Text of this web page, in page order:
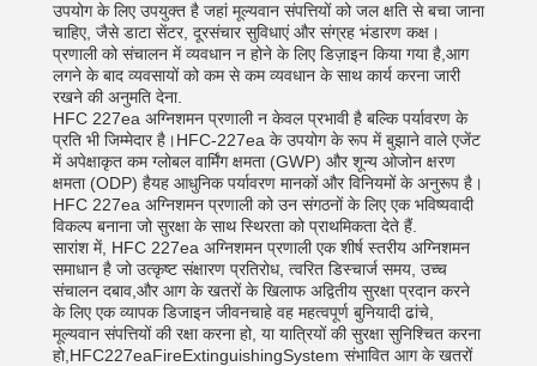
उपयोग के लिए उपयुक्त है जहां मूल्यवान संपत्तियों को जल क्षति से बचा जाना
चाहिए, जैसे डाटा सेंटर, दूरसंचार सुविधाएं और संग्रह भंडारण कक्ष।
प्रणाली को संचालन में व्यवधान न होने के लिए डिज़ाइन किया गया है,आग
लगने के बाद व्यवसायों को कम से कम व्यवधान के साथ कार्य करना जारी
रखने की अनुमति देना.
HFC 227ea अग्निशमन प्रणाली न केवल प्रभावी है बल्कि पर्यावरण के
प्रति भी जिम्मेदार है।HFC-227ea के उपयोग के रूप में बुझाने वाले एजेंट
में अपेक्षाकृत कम ग्लोबल वार्मिंग क्षमता (GWP) और शून्य ओजोन क्षरण
क्षमता (ODP) हैयह आधुनिक पर्यावरण मानकों और विनियमों के अनुरूप है।
HFC 227ea अग्निशमन प्रणाली को उन संगठनों के लिए एक भविष्यवादी
विकल्प बनाना जो सुरक्षा के साथ स्थिरता को प्राथमिकता देते हैं.
सारांश में, HFC 227ea अग्निशमन प्रणाली एक शीर्ष स्तरीय अग्निशमन
समाधान है जो उत्कृष्ट संक्षारण प्रतिरोध, त्वरित डिस्चार्ज समय, उच्च
संचालन दबाव,और आग के खतरों के खिलाफ अद्वितीय सुरक्षा प्रदान करने
के लिए एक व्यापक डिजाइन जीवनचाहे वह महत्वपूर्ण बुनियादी ढांचे,
मूल्यवान संपत्तियों की रक्षा करना हो, या यात्रियों की सुरक्षा सुनिश्चित करना
हो,HFC227eaFireExtinguishingSystem संभावित आग के खतरों